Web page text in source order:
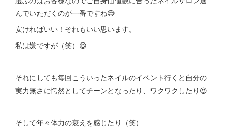
んでいただくのが一番ですね😊
安ければいい！それもいい思います。
私は嫌ですが（笑）😆
それにしても毎回こういったネイルのイベント行くと自分の
実力無さに愕然としてチーンとなったり、ワクワクしたり😍
そして年々体力の衰えを感じたり（笑）